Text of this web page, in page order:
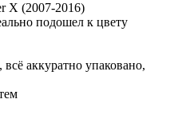
X (2007-2016)
подошел к цвету
аккуратно упаковано,